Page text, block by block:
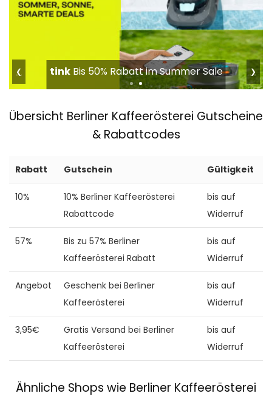
G-StarBis 50% im Summer Sale
❮ ❯
Übersicht Berliner Kaffeerösterei Gutscheine
& Rabattcodes
Rabatt Gutschein Gültigkeit
10%
10% Berliner Kaffeerösterei
Rabattcode
bis auf
Widerruf
57%
Bis zu 57% Berliner
Kaffeerösterei Rabatt
bis auf
Widerruf
Angebot
Geschenk bei Berliner
Kaffeerösterei
bis auf
Widerruf
3,95€
Gratis Versand bei Berliner
Kaffeerösterei
bis auf
Widerruf
Ähnliche Shops wie Berliner Kaffeerösterei